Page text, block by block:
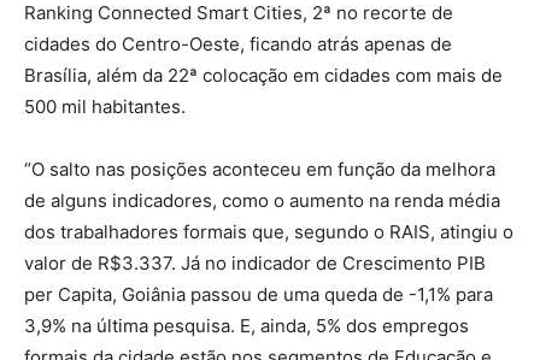
Ranking Connected Smart Cities, 2ª no recorte de
cidades do Centro-Oeste, ficando atrás apenas de
Brasília, além da 22ª colocação em cidades com mais de
500 mil habitantes.
“O salto nas posições aconteceu em função da melhora
de alguns indicadores, como o aumento na renda média
dos trabalhadores formais que, segundo o RAIS, atingiu o
valor de R$3.337. Já no indicador de Crescimento PIB
per Capita, Goiânia passou de uma queda de -1,1% para
3,9% na última pesquisa. E, ainda, 5% dos empregos